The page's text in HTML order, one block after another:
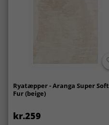
Ryatæpper - Aranga Super Soft
Fur (beige)
kr.259